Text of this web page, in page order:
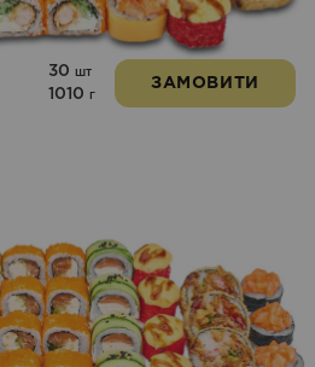
30 шт
1010 г
ЗАМОВИТИ